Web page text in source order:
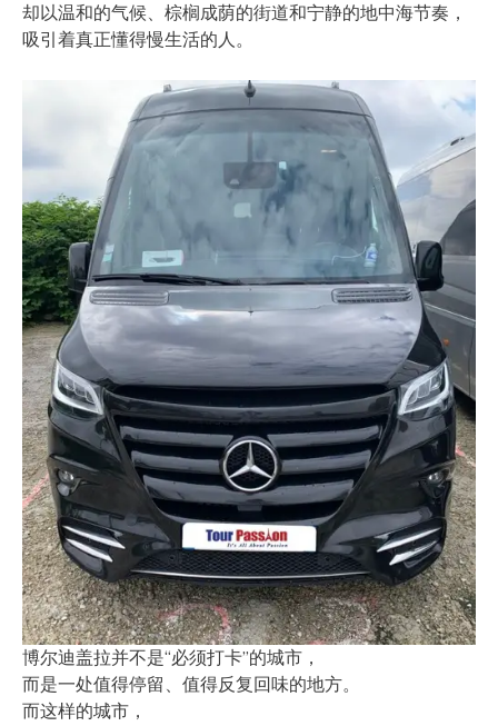
却以温和的气候、棕榈成荫的街道和宁静的地中海节奏，
吸引着真正懂得慢生活的人。
博尔迪盖拉并不是“必须打卡”的城市，
而是一处值得停留、值得反复回味的地方。
而这样的城市，